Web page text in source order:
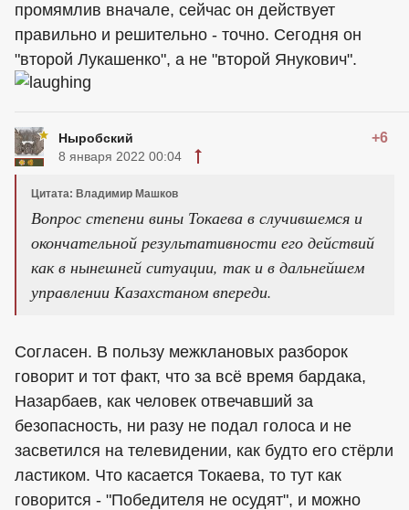
промямлив вначале, сейчас он действует
правильно и решительно - точно. Сегодня он
"второй Лукашенко", а не "второй Янукович".
Ныробский +6
8 января 2022 00:04
Цитата: Владимир Машков
Вопрос степени вины Токаева в случившемся и
окончательной результативности его действий
как в нынешней ситуации, так и в дальнейшем
управлении Казахстаном впереди.
Согласен. В пользу межклановых разборок
говорит и тот факт, что за всё время бардака,
Назарбаев, как человек отвечавший за
безопасность, ни разу не подал голоса и не
засветился на телевидении, как будто его стёрли
ластиком. Что касается Токаева, то тут как
говорится - "Победителя не осудят", и можно